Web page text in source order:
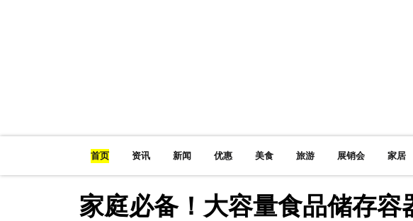
首页 资讯 新闻 优惠 美食 旅游 展销会 家居
家庭必备！大容量食品储存容